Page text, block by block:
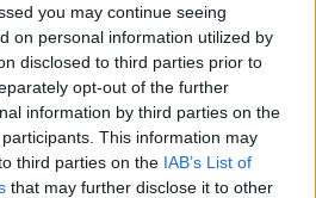
you may continue seeing
on personal information utilized by
disclosed to third parties prior to
opt-out of the further
information by third parties on the
participants. This information may
third parties on the IAB’s List of
that may further disclose it to other
ha coordinato dall'estero il
cronista napoletana durante una
gestendo contatti con
esteri che
editoriali sulla geopolitica. Nato
dialetto locale e mantiene
partenopee.